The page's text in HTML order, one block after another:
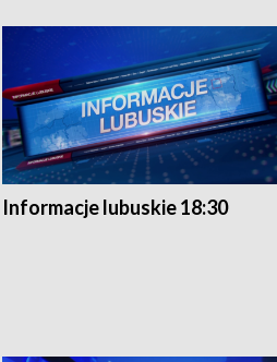
Informacje lubuskie 18:30